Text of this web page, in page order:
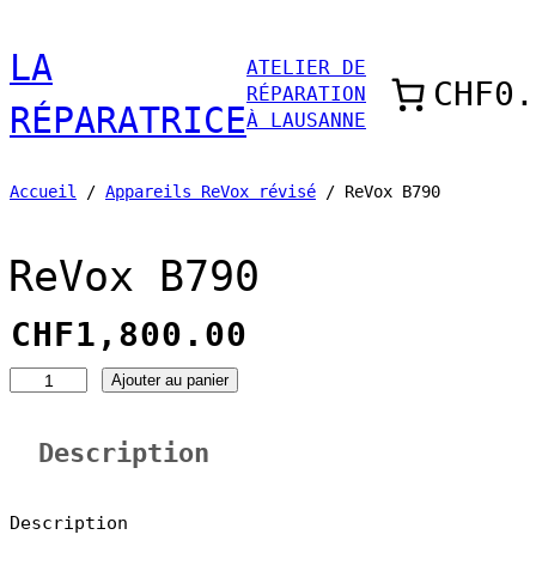
au
contenu
LA
RÉPARATRICE
ATELIER DE
RÉPARATION
À LAUSANNE
Accueil / Appareils ReVox révisé / ReVox B790
ReVox B790
CHF1,800.00
q
n
Ajouter au panier
Description
Description